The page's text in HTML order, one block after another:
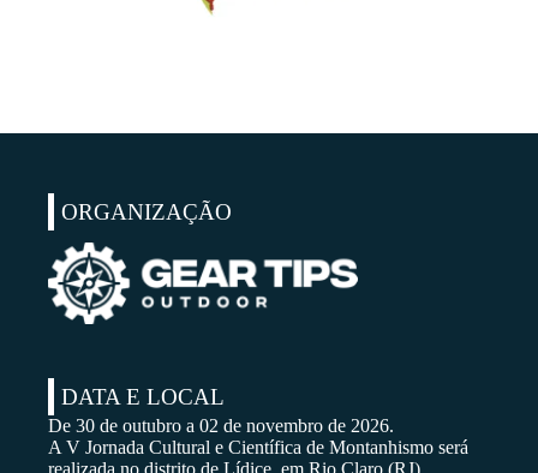
ORGANIZAÇÃO
DATA E LOCAL
De 30 de outubro a 02 de novembro de 2026.
A V Jornada Cultural e Científica de Montanhismo será